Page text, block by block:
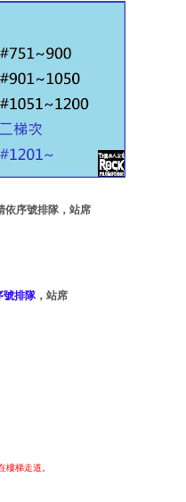
依序號排隊，站席
號排隊，站席
樓梯走道。